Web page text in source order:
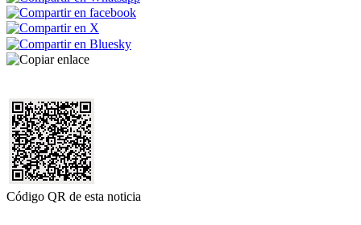
Código QR de esta noticia